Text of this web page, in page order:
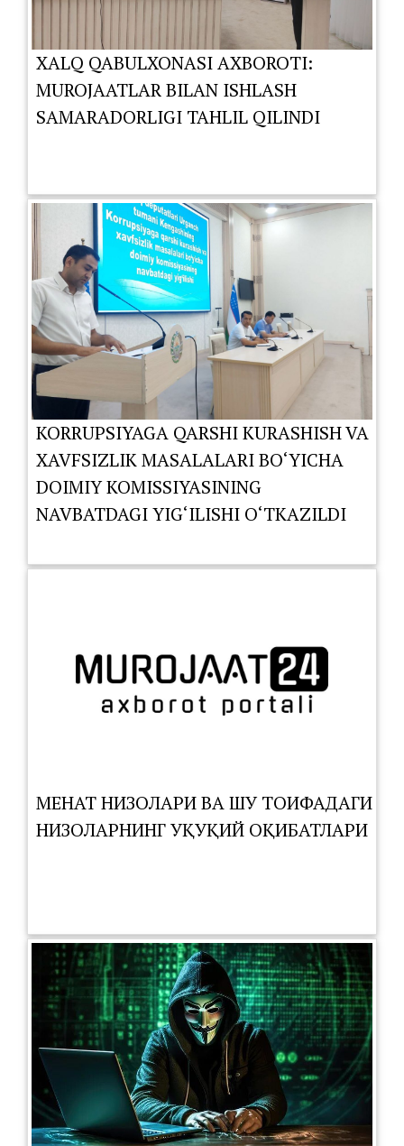
XALQ QABULXONASI AXBOROTI:
MUROJAATLAR BILAN ISHLASH
SAMARADORLIGI TAHLIL QILINDI
KORRUPSIYAGA QARSHI KURASHISH VA
XAVFSIZLIK MASALALARI BO‘YICHA
DOIMIY KOMISSIYASINING
NAVBATDAGI YIG‘ILISHI O‘TKAZILDI
МЕҲНАТ НИЗОЛАРИ ВА ШУ ТОИФАДАГИ
НИЗОЛАРНИНГ ҲУҚУҚИЙ ОҚИБАТЛАРИ